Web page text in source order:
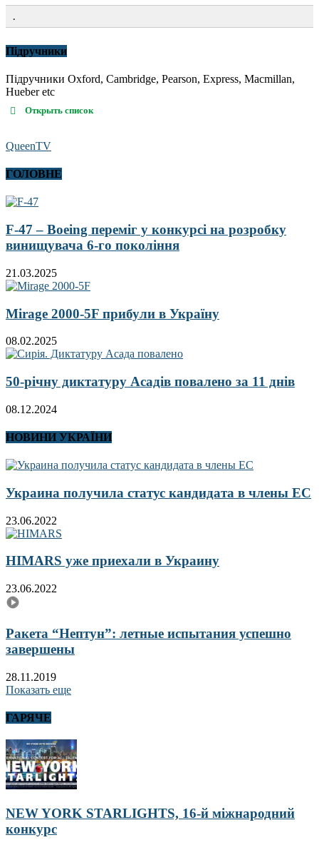
.
Підручники
Підручники Oxford, Cambridge, Pearson, Express, Macmillan,
Hueber etc
Открыть список
QueenTV
ГОЛОВНЕ
F-47 – Boeing переміг у конкурсі на розробку
винищувача 6-го покоління
21.03.2025
Mirage 2000-5F прибули в Україну
08.02.2025
50-річну диктатуру Асадів повалено за 11 днів
08.12.2024
НОВИНИ УКРАЇНИ
Украина получила статус кандидата в члены ЕС
23.06.2022
HIMARS уже приехали в Украину
23.06.2022
Ракета “Нептун”: летные испытания успешно
завершены
28.11.2019
Показать еще
ГАРЯЧЕ
NEW YORK STARLIGHTS, 16-й міжнародний
конкурс